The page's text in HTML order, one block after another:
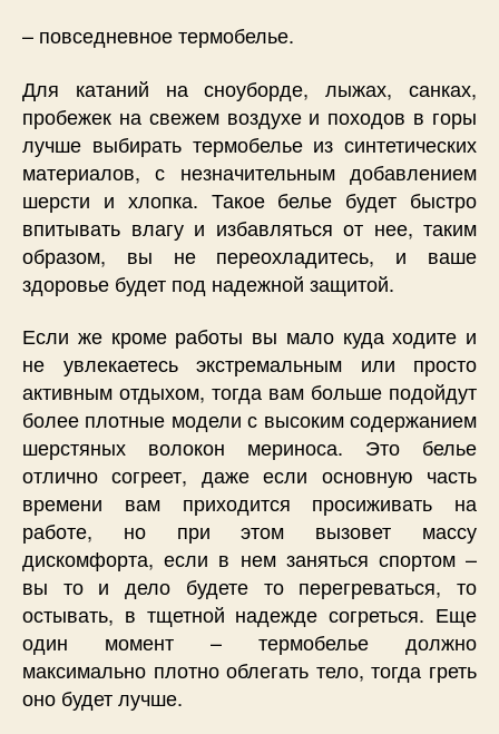
– повседневное термобелье.
Для катаний на сноуборде, лыжах, санках,
пробежек на свежем воздухе и походов в горы
лучше выбирать термобелье из синтетических
материалов, с незначительным добавлением
шерсти и хлопка. Такое белье будет быстро
впитывать влагу и избавляться от нее, таким
образом, вы не переохладитесь, и ваше
здоровье будет под надежной защитой.
Если же кроме работы вы мало куда ходите и
не увлекаетесь экстремальным или просто
активным отдыхом, тогда вам больше подойдут
более плотные модели с высоким содержанием
шерстяных волокон мериноса. Это белье
отлично согреет, даже если основную часть
времени вам приходится просиживать на
работе, но при этом вызовет массу
дискомфорта, если в нем заняться спортом –
вы то и дело будете то перегреваться, то
остывать, в тщетной надежде согреться. Еще
один момент – термобелье должно
максимально плотно облегать тело, тогда греть
оно будет лучше.